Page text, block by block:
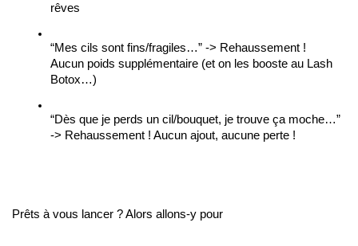
rêves
“Mes cils sont fins/fragiles…” -> Rehaussement !
Aucun poids supplémentaire (et on les booste au Lash
Botox…)
“Dès que je perds un cil/bouquet, je trouve ça moche…”
-> Rehaussement ! Aucun ajout, aucune perte !
Prêts à vous lancer ? Alors allons-y pour